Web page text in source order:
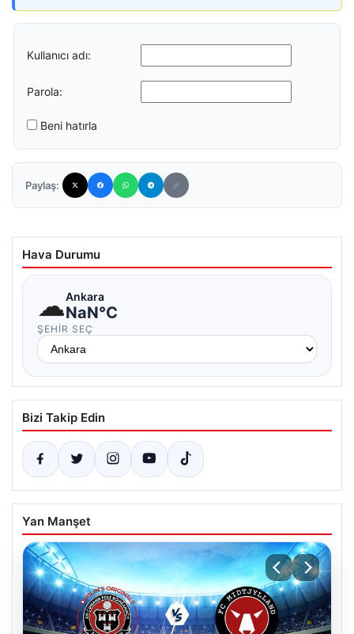
Kullanıcı adı:
Parola:
Beni hatırla
Paylaş:
Hava Durumu
☁Ankara
NaN°C
ŞEHIR SEÇ
Bizi Takip Edin
Yan Manşet